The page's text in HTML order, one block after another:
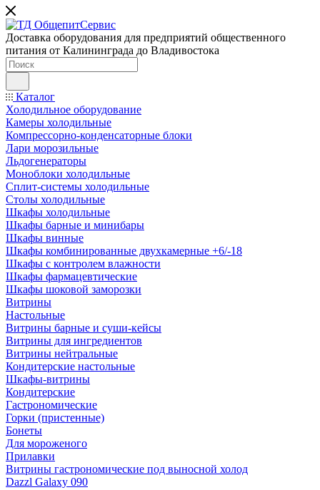
Доставка оборудования для предприятий общественного
питания от Калининграда до Владивостока
Каталог
Холодильное оборудование
Камеры холодильные
Компрессорно-конденсаторные блоки
Лари морозильные
Льдогенераторы
Моноблоки холодильные
Сплит-системы холодильные
Столы холодильные
Шкафы холодильные
Шкафы барные и минибары
Шкафы винные
Шкафы комбинированные двухкамерные +6/-18
Шкафы с контролем влажности
Шкафы фармацевтические
Шкафы шоковой заморозки
Витрины
Настольные
Витрины барные и суши-кейсы
Витрины для ингредиентов
Витрины нейтральные
Кондитерские настольные
Шкафы-витрины
Кондитерские
Гастрономические
Горки (пристенные)
Бонеты
Для мороженого
Прилавки
Витрины гастрономические под выносной холод
Dazzl Galaxy 090